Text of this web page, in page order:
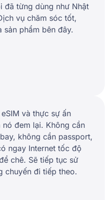
đã từng dùng như Nhật
vụ chăm sóc tốt,
sản phẩm bên đây.
và thực sự ấn
đem lại. Không cần
không cần passport,
ngay Internet tốc độ
chê. Sẽ tiếp tục sử
chuyến đi tiếp theo.